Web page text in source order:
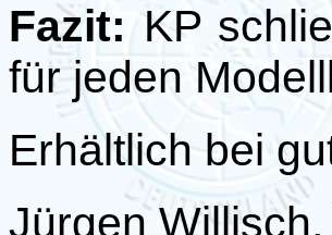
Fazit: KP
für jeden
Erhältlich bei
Jürgen